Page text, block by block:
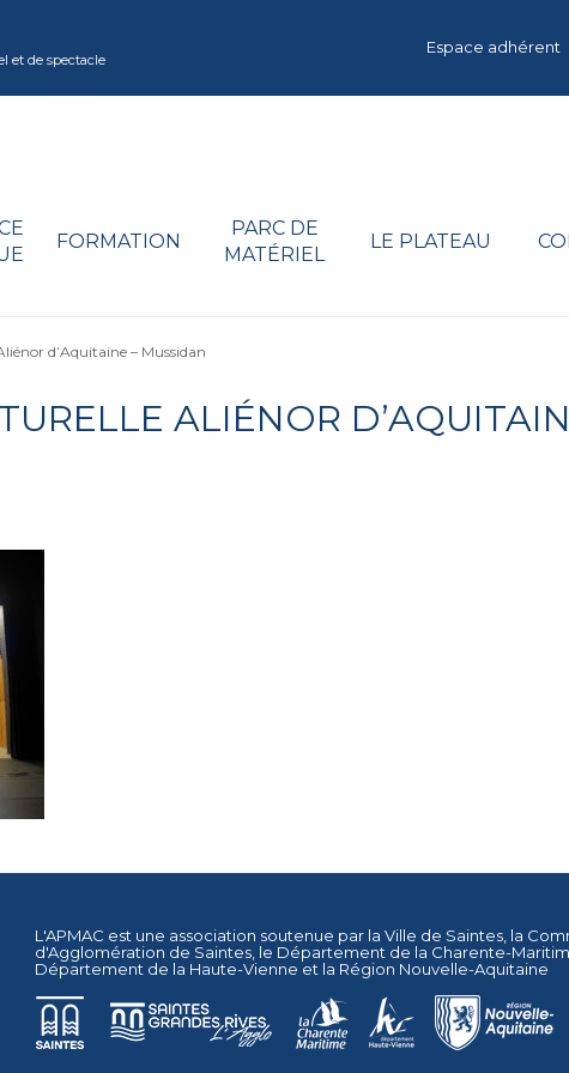
et de spectacle
Espace adhérent
FORMATION
PARC DE
MATÉRIEL
LE PLATEAU
d’Aquitaine – Mussidan
ALIÉNOR
L'APMAC est une association soutenue par la Ville de Saintes , la
d'Agglomération de Saintes , le Département de la Charente-
Département de la Haute-Vienne et la Région Nouvelle-Aquitaine